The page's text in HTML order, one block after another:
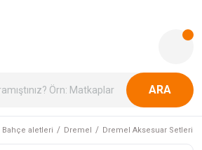
ARA
aletleri Dremel Dremel Aksesuar Setleri